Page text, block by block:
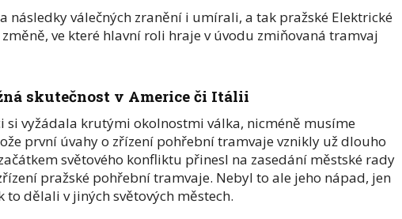
následky válečných zranění i umírali, a tak pražské Elektrické
ve které hlavní roli hraje v úvodu zmiňovaná tramvaj
skutečnost v Americe či Itálii
vyžádala krutými okolnostmi válka, nicméně musíme
první úvahy o zřízení pohřební tramvaje vznikly už dlouho
světového konfliktu přinesl na zasedání městské rady
pražské pohřební tramvaje. Nebyl to ale jeho nápad, jen
dělali v jiných světových městech.